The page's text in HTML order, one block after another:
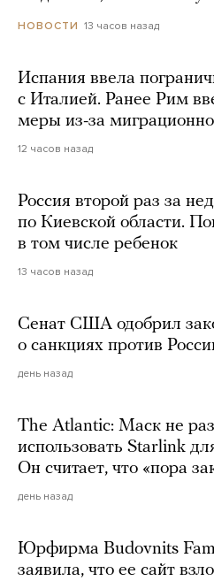
НОВОСТИ 13 часов назад
Испания ввела
с Италией. Ранее Рим
меры из-за
12 часов назад
Россия второй раз за
по Киевской области.
в том числе ребенок
13 часов назад
Сенат США одобрил
о санкциях против
день назад
The Atlantic: Маск не
использовать Starlink
Он считает, что «пора
день назад
Юрфирма Budovnits
заявила, что ее сайт